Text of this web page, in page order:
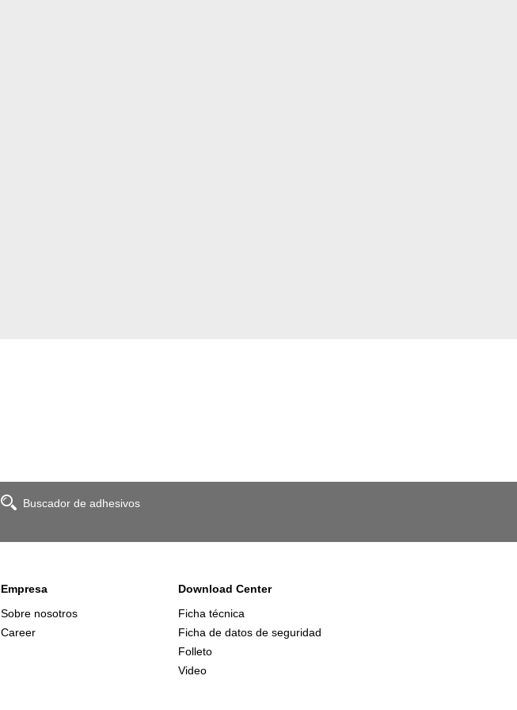
Buscador de adhesivos
Empresa
Sobre nosotros
Career
Download Center
Ficha técnica
Ficha de datos de seguridad
Folleto
Video